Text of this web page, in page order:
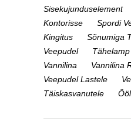
Sisekujunduselement
Kontorisse
Spordi
Kingitus
Sõnumiga
Veepudel
Tähelamp
Vannilina
Vannilina
Veepudel Lastele
Täiskasvanutele